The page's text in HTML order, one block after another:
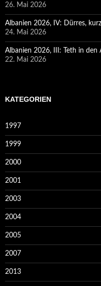
26. Mai 2026
Albanien 2026, IV: Dürres,
24. Mai 2026
Albanien 2026, III: Teth in den
22. Mai 2026
KATEGORIEN
1997
1999
2000
2001
2003
2004
2005
2007
2013